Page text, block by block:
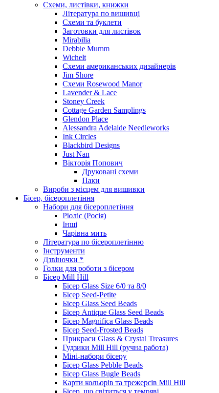
Схеми, листівки, книжки
Література по вишивці
Схеми та буклети
Заготовки для листівок
Mirabilia
Debbie Mumm
Wichelt
Схеми американських дизайнерів
Jim Shore
Cхеми Rosewood Manor
Lavender & Lace
Stoney Creek
Cottage Garden Samplings
Glendon Place
Alessandra Adelaide Needleworks
Ink Circles
Blackbird Designs
Just Nan
Вікторія Попович
Друковані схеми
Паки
Вироби з місцем для вишивки
Бісер, бісероплетіння
Набори для бісероплетіння
Ріоліс (Росія)
Інші
Чарівна мить
Література по бісероплетінню
Інструменти
Дзвіночки *
Голки для роботи з бісером
Бісер Mill Hill
Бісер Glass Size 6/0 та 8/0
Бісер Seed-Petite
Бісер Glass Seed Beads
Бісер Antique Glass Seed Beads
Бісер Magnifica Glass Beads
Бісер Seed-Frosted Beads
Прикраси Glass & Crystal Treasures
Гудзики Mill Hill (ручна работа)
Міні-набори бісеру
Бісер Glass Pebble Beads
Бісер Glass Bugle Beads
Карти кольорів та трежерсів Mill Hill
Бісер, що світиться у темряві